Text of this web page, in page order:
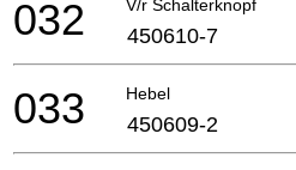
V/r Schalterknopf
032 450610-7
Hebel
033 450609-2